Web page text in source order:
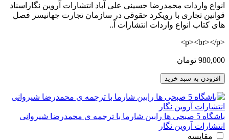
انواع واردات محمدرضا حسینی علی آباد انتشارات آروین نگاراسناد
قوانین تجاری با رویکرد حقوقی در سازمان تجارت جهانیسر فصل
های کتاب انواع واردات انتشارات آ..
<p><br></p>
980,000 تومان
افزودن به سبد خرید
باشگاه 5 صبحی ها رابین شارما با ترجمه ی محمدرضا شیروانی
انتشارات آروین نگار
مقایسه